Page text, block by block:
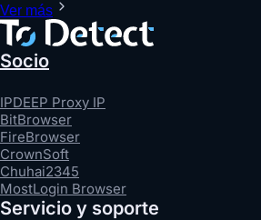
Ver más
Socio
IPDEEP Proxy IP
BitBrowser
FireBrowser
CrownSoft
Chuhai2345
MostLogin Browser
Servicio y soporte